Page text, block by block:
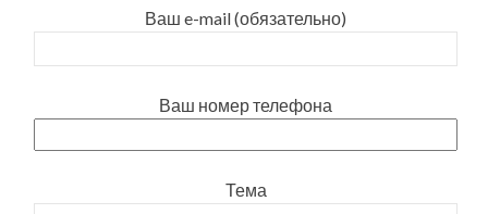
Ваш e-mail (обязательно)
Ваш номер телефона
Тема